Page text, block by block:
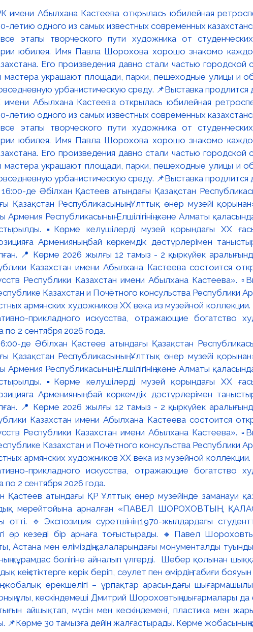
имени Абылхана Кастеева открылась юбилейная
одного из самых известных современных
этапы творческого пути художника от
юбилея. Имя Павла Шорохова хорошо знакомо
Его произведения давно стали частью городской
мастера украшают площади, парки, пешеходные улицы и
урбанистическую среду. 📌Выставка продлится
де Әбілхан Қастеев атындағы Қазақстан
Қазақстан Республикасының Ұлттық өнер музейі
Республикасының Елшілігінің және Алматы
▪️Көрме келушілерді музей қорындағы ХХ
Арменияның бай көркемдік дәстүрлерімен
📍 Көрме 2026 жылғы 12 тамыз - 2 қыркүйек
Казахстан имени Абылхана Кастеева состоится
Республики Казахстан имени Абылхана Кастеева».
Казахстан и Почётного консульства Республики
армянских художников XX века из музейной
прикладного искусства, отражающие богатство
по 2 сентября 2026 года.